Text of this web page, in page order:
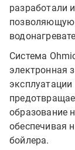
разработали
позволяющую
Система
электронная
образование
обеспечивая
бойлера.